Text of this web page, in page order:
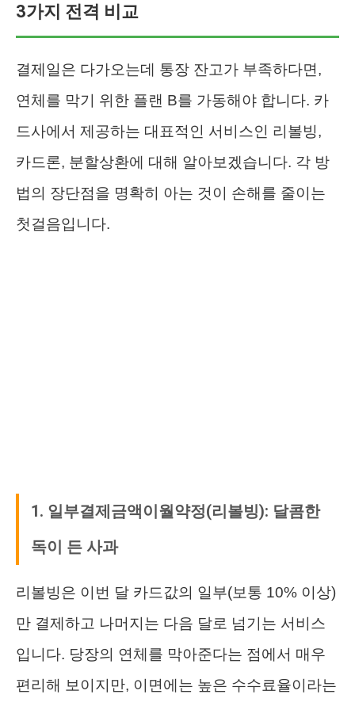
3가지 전격 비교
결제일은 다가오는데 통장 잔고가 부족하다면,
연체를 막기 위한 플랜 B를 가동해야 합니다. 카
드사에서 제공하는 대표적인 서비스인 리볼빙,
카드론, 분할상환에 대해 알아보겠습니다. 각 방
법의 장단점을 명확히 아는 것이 손해를 줄이는
첫걸음입니다.
1. 일부결제금액이월약정(리볼빙): 달콤한
독이 든 사과
리볼빙은 이번 달 카드값의 일부(보통 10% 이상)
만 결제하고 나머지는 다음 달로 넘기는 서비스
입니다. 당장의 연체를 막아준다는 점에서 매우
편리해 보이지만, 이면에는 높은 수수료율이라는